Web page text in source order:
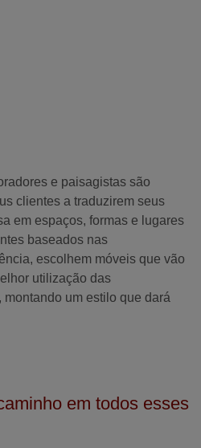
e paisagistas são
clientes a traduzirem seus
em espaços, formas e lugares
baseados nas
escolhem móveis que vão
utilização das
um estilo que dará
em todos esses